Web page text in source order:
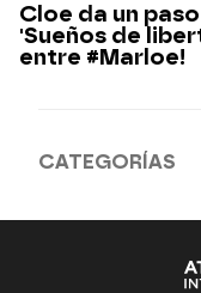
Cloe da un
'Sueños de
entre #Marloe!
CATEGORÍAS
Antena 3
Tu cara me